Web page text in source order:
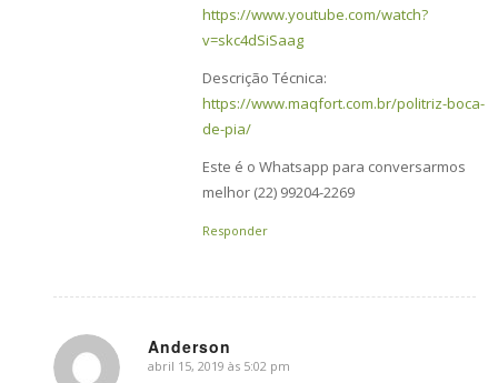
https://www.youtube.com/watch?
v=skc4dSiSaag
Descrição Técnica:
https://www.maqfort.com.br/politriz-boca-
de-pia/
Este é o Whatsapp para conversarmos
melhor (22) 99204-2269
Responder
Anderson
says:
abril 15, 2019 às 5:02 pm